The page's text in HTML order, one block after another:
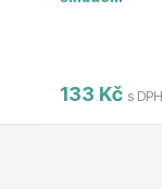
133 Kč s DPH